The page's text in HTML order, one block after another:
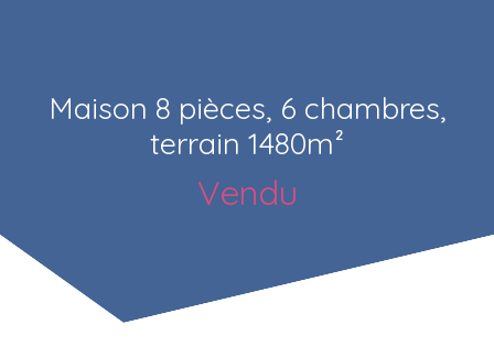
Maison 8 pièces, 6 chambres,
terrain 1480m²
Vendu